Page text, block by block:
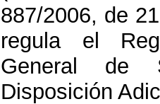
887/2006, de
regula el
General de
Disposición